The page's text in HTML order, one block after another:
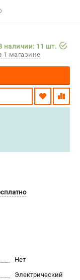
наличии: 11 шт.
1 магазине
Нет
Электрический